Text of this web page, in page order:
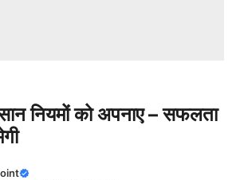
नियमों को अपनाए – सफलता